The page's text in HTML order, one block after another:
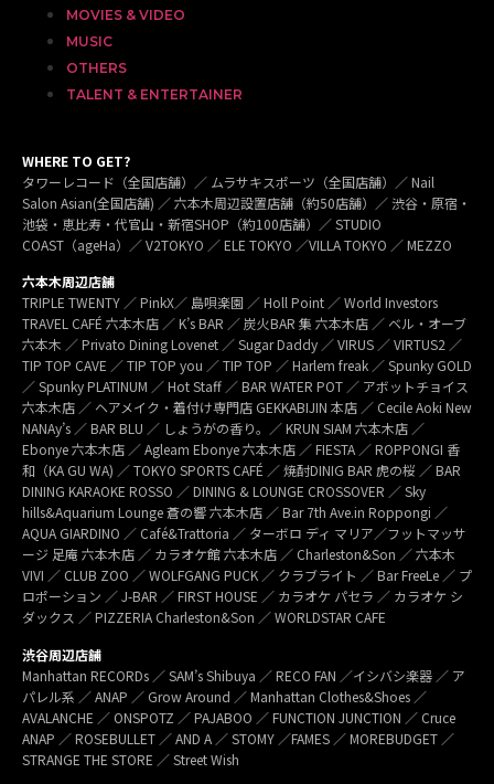
MOVIES & VIDEO
MUSIC
OTHERS
TALENT & ENTERTAINER
WHERE TO GET?
タワーレコード（全国店舗）／ ムラサキスポーツ（全国店舗）／ Nail
Salon Asian(全国店舗) ／ 六本木周辺設置店舗（約50店舗）／ 渋谷・原宿・
池袋・恵比寿・代官山・新宿SHOP（約100店舗）／ STUDIO
COAST（ageHa）／ V2TOKYO ／ ELE TOKYO ／VILLA TOKYO ／ MEZZO
六本木周辺店舗
TRIPLE TWENTY ／ PinkX／ 島唄楽園 ／ Holl Point ／ World Investors
TRAVEL CAFÉ 六本木店 ／ K’s BAR ／ 炭火BAR 集 六本木店 ／ ベル・オーブ
六本木 ／ Privato Dining Lovenet ／ Sugar Daddy ／ VIRUS ／ VIRTUS2 ／
TIP TOP CAVE ／ TIP TOP you ／ TIP TOP ／ Harlem freak ／ Spunky GOLD
／ Spunky PLATINUM ／ Hot Staff ／ BAR WATER POT ／ アボットチョイス
六本木店 ／ ヘアメイク・着付け専門店 GEKKABIJIN 本店 ／ Cecile Aoki New
NANAy’s ／ BAR BLU ／ しょうがの香り。／ KRUN SIAM 六本木店 ／
Ebonye 六本木店 ／ Agleam Ebonye 六本木店 ／ FIESTA ／ ROPPONGI 香
和（KA GU WA) ／ TOKYO SPORTS CAFÉ ／ 焼酎DINIG BAR 虎の桜 ／ BAR
DINING KARAOKE ROSSO ／ DINING & LOUNGE CROSSOVER ／ Sky
hills&Aquarium Lounge 蒼の響 六本木店 ／ Bar 7th Ave.in Roppongi ／
AQUA GIARDINO ／ Café&Trattoria ／ ターボロ ディ マリア／フットマッサ
ージ 足庵 六本木店 ／ カラオケ館 六本木店 ／ Charleston&Son ／ 六本木
VIVI ／ CLUB ZOO ／ WOLFGANG PUCK ／ クラブライト ／ Bar FreeLe ／ プ
ロポーション ／ J-BAR ／ FIRST HOUSE ／ カラオケ パセラ ／ カラオケ シ
ダックス ／ PIZZERIA Charleston&Son ／ WORLDSTAR CAFE
渋谷周辺店舗
Manhattan RECORDs ／ SAM’s Shibuya ／ RECO FAN ／イシバシ楽器 ／ ア
パレル系 ／ ANAP ／ Grow Around ／ Manhattan Clothes&Shoes ／
AVALANCHE ／ ONSPOTZ ／ PAJABOO ／ FUNCTION JUNCTION ／ Cruce
ANAP ／ ROSEBULLET ／ AND A ／ STOMY ／FAMES ／ MOREBUDGET ／
STRANGE THE STORE ／ Street Wish